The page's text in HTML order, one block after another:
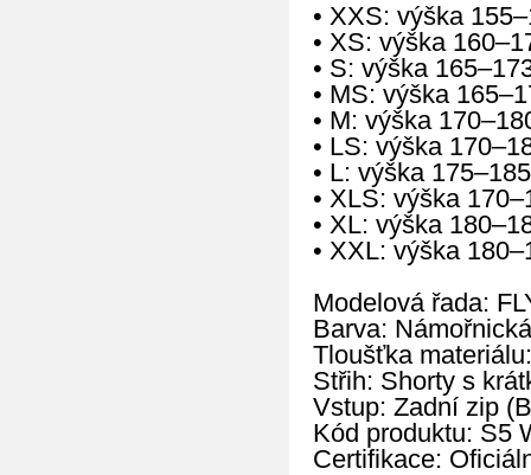
• XXS: výška
• XS: výška
• S: výška
• MS: výška
• M: výška
• LS: výška
• L: výška
• XLS: výška
• XL: výška
• XXL: výška
Modelová řada:
Barva:
Tloušťka
Střih: Shorty s
Vstup: Zadní zip
Kód produktu: S5
Certifikace: